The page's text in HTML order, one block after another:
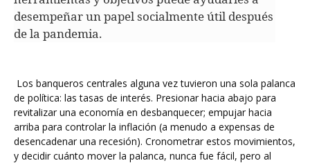
desempeñar un papel socialmente útil después
de la pandemia.
Los banqueros centrales alguna vez tuvieron una sola palanca
de política: las tasas de interés. Presionar hacia abajo para
revitalizar una economía en desbanquecer; empujar hacia
arriba para controlar la inflación (a menudo a expensas de
desencadenar una recesión). Cronometrar estos movimientos,
y decidir cuánto mover la palanca, nunca fue fácil, pero al